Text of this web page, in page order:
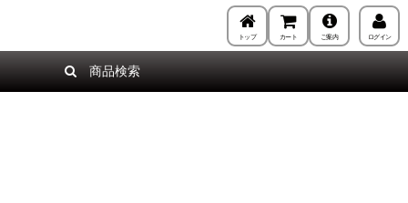
トップ カート ご案内 ログイン
商品検索